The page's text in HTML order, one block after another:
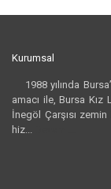
Kurumsal
1988 yılında
amacı ile, Bursa
İnegöl Çarşısı
hiz...